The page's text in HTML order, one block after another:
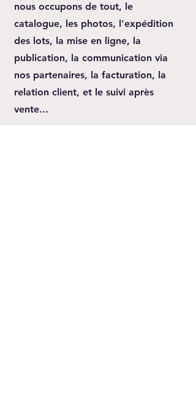
nous occupons de tout, le
catalogue, les photos, l'expédition
des lots, la mise en ligne, la
publication, la communication via
nos partenaires, la facturation, la
relation client, et le suivi après
vente...